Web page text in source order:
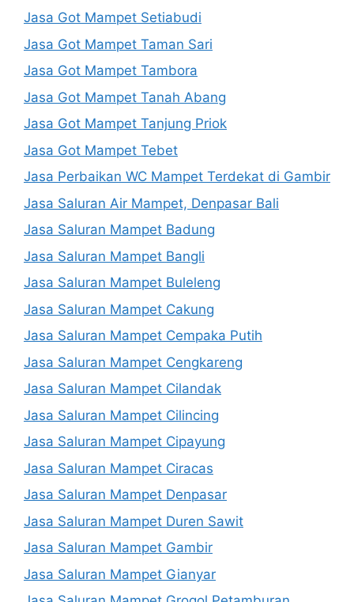
Jasa Got Mampet Setiabudi
Jasa Got Mampet Taman Sari
Jasa Got Mampet Tambora
Jasa Got Mampet Tanah Abang
Jasa Got Mampet Tanjung Priok
Jasa Got Mampet Tebet
Jasa Perbaikan WC Mampet Terdekat di Gambir
Jasa Saluran Air Mampet, Denpasar Bali
Jasa Saluran Mampet Badung
Jasa Saluran Mampet Bangli
Jasa Saluran Mampet Buleleng
Jasa Saluran Mampet Cakung
Jasa Saluran Mampet Cempaka Putih
Jasa Saluran Mampet Cengkareng
Jasa Saluran Mampet Cilandak
Jasa Saluran Mampet Cilincing
Jasa Saluran Mampet Cipayung
Jasa Saluran Mampet Ciracas
Jasa Saluran Mampet Denpasar
Jasa Saluran Mampet Duren Sawit
Jasa Saluran Mampet Gambir
Jasa Saluran Mampet Gianyar